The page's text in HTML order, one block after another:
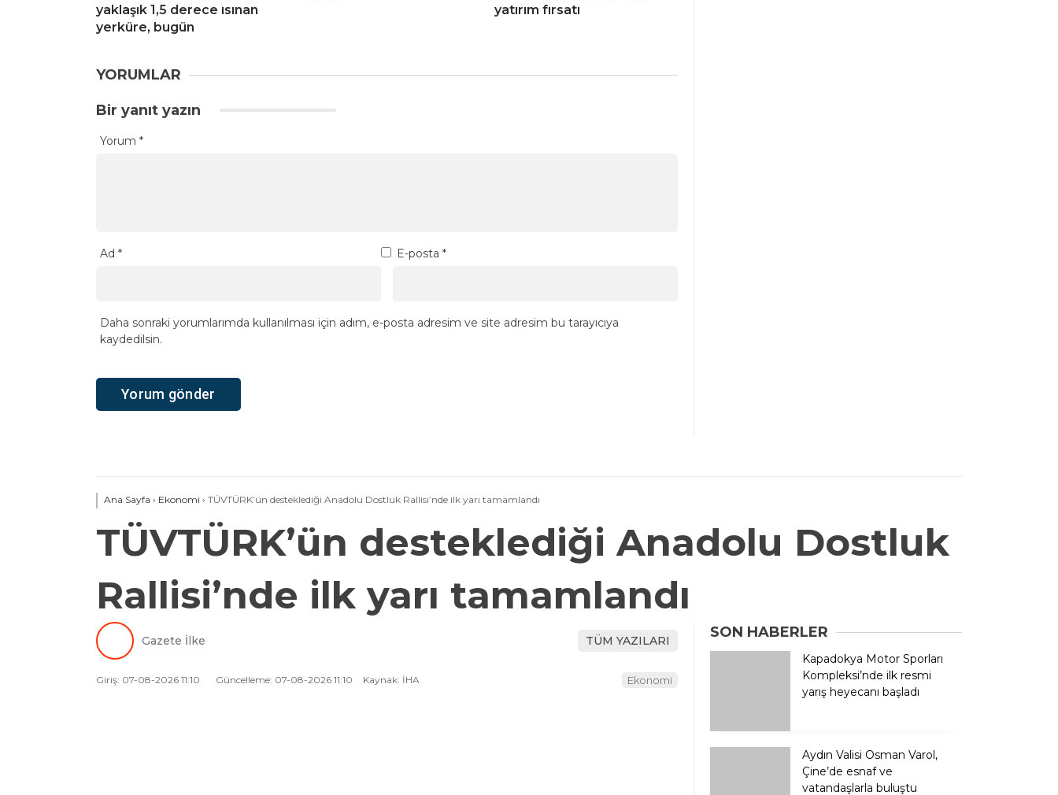
yaklaşık 1,5 derece ısınan
yerküre, bugün
yatırım fırsatı
YORUMLAR
Bir yanıt yazın
Yorum *
Ad * E-posta *
Daha sonraki yorumlarımda kullanılması için adım, e-posta adresim ve site adresim bu tarayıcıya
kaydedilsin.
Ana Sayfa › Ekonomi › TÜVTÜRK’ün desteklediği Anadolu Dostluk Rallisi’nde ilk yarı tamamlandı
TÜVTÜRK’ün desteklediği Anadolu Dostluk
Rallisi’nde ilk yarı tamamlandı
Gazete İlke TÜM YAZILARI
Giriş: 07-08-2026 11:10 Güncelleme: 07-08-2026 11:10 Kaynak: İHA Ekonomi
SON HABERLER
Kapadokya Motor Sporları
Kompleksi’nde ilk resmi
yarış heyecanı başladı
vatandaşlarla buluştu
Amed Sportif Faaliyetler